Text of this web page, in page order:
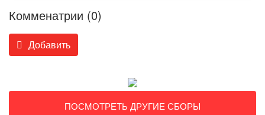
Комменатрии (0)
Добавить
ПОСМОТРЕТЬ ДРУГИЕ СБОРЫ